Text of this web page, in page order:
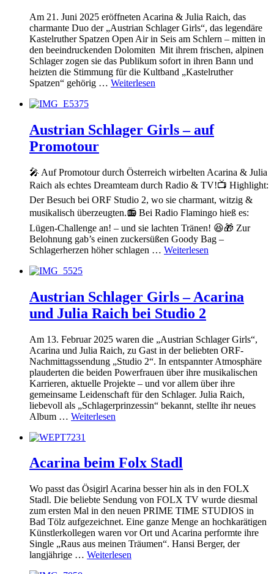
Am 21. Juni 2025 eröffneten Acarina & Julia Raich, das
charmante Duo der „Austrian Schlager Girls“, das legendäre
Kastelruther Spatzen Open Air in Seis am Schlern – mitten in
den beeindruckenden Dolomiten Mit ihrem frischen, alpinen
Schlager zogen sie das Publikum sofort in ihren Bann und
heizten die Stimmung für die Kultband „Kastelruther
Spatzen“ gehörig … Weiterlesen
Austrian Schlager Girls – auf
Promotour
🎤 Auf Promotour durch Österreich wirbelten Acarina & Julia
Raich als echtes Dreamteam durch Radio & TV!📺 Highlight:
Der Besuch bei ORF Studio 2, wo sie charmant, witzig &
musikalisch überzeugten.📻 Bei Radio Flamingo hieß es:
Lügen-Challenge an! – und sie lachten Tränen! 😆🎁 Zur
Belohnung gab’s einen zuckersüßen Goody Bag –
Schlagerherzen höher schlagen … Weiterlesen
Austrian Schlager Girls – Acarina
und Julia Raich bei Studio 2
Am 13. Februar 2025 waren die „Austrian Schlager Girls“,
Acarina und Julia Raich, zu Gast in der beliebten ORF-
Nachmittagssendung „Studio 2“. In entspannter Atmosphäre
plauderten die beiden Powerfrauen über ihre musikalischen
Karrieren, aktuelle Projekte – und vor allem über ihre
gemeinsame Leidenschaft für den Schlager. Julia Raich,
liebevoll als „Schlagerprinzessin“ bekannt, stellte ihr neues
Album … Weiterlesen
Acarina beim Folx Stadl
Wo passt das Ösigirl Acarina besser hin als in den FOLX
Stadl. Die beliebte Sendung von FOLX TV wurde diesmal
zum ersten Mal in den neuen PRIME TIME STUDIOS in
Bad Tölz aufgezeichnet. Eine ganze Menge an hochkarätigen
Künstlerkollegen waren vor Ort und Acarina performte ihre
Single „Raus aus meinen Träumen“. Hansi Berger, der
langjährige … Weiterlesen